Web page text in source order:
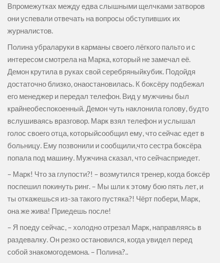
Впромежутках между едва слышными щелчками затворов
они успевали отвечать на вопросы обступивших их
журналистов.
Полина убраларуки в карманы своего лёгкого пальто и с
интересом смотрела на Марка, который не замечал её.
Демон крутила в руках свой серебряныйкубик. Подойдя
достаточно близко, онаостановилась. К боксёру подбежал
его менеджер и передал телефон. Вид у мужчины был
крайнеобеспокоенный. Демон чуть наклонила голову, будто
вслушиваясь вразговор. Марк взял телефон и услышал
голос своего отца, которыйсообщил ему, что сейчас едет в
больницу. Ему позвонили и сообщили,что сестра боксёра
попала под машину. Мужчина сказал, что сейчасприедет.
– Марк! Что за глупости?! – возмутился тренер, когда боксёр
поспешил покинуть ринг. – Мы шли к этому бою пять лет, и
ты откажешься из-за такого пустяка?! Чёрт побери, Марк,
она же жива! Приедешь после!
– Я поеду сейчас, – холодно отрезал Марк, направляясь в
раздевалку. Он резко остановился, когда увидел перед
собой знакомогодемона. – Полина?..